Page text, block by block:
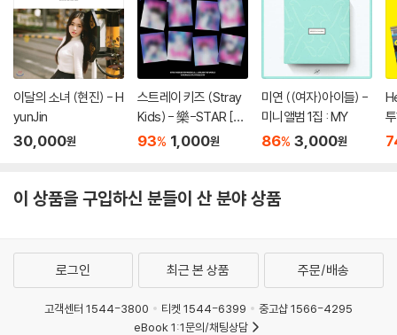
이달의 소녀 (현진) - H
yunJin
30,000원
스트레이 키즈 (Stray
Kids) - 樂-STAR [P
OSTCARD VER.][8
93% 1,000원
미연 ((여자)아이들) -
미니앨범 1집 : MY
86% 3,000원
이 상품을 구입하신 분들이 산 분야 상품
로그인 최근 본 상품 주문/배송
고객센터 1544-3800 티켓 1544-6399
중고샵 1566-4295
eBook 1:1문의/채팅상담